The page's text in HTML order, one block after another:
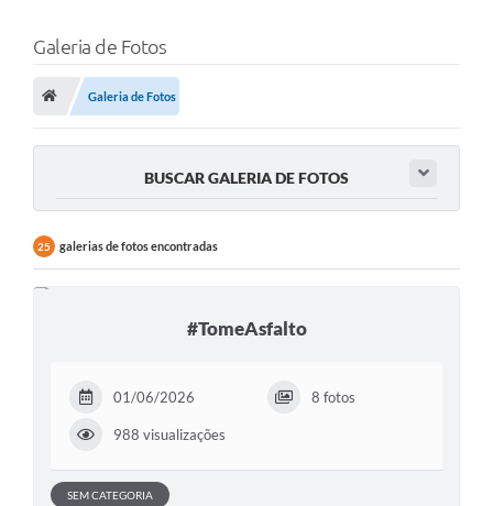
Telefones Úteis
Estrutura Administrativa
Galeria de Vídeos
Galeria de Fotos
Galeria de Fotos
BUSCAR GALERIA DE FOTOS
25 galerias de fotos encontradas
#TomeAsfalto
01/06/2026 8 fotos
988 visualizações
SEM CATEGORIA